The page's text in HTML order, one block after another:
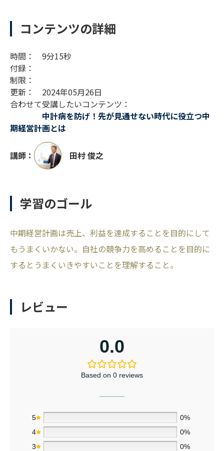
コンテンツの詳細
時間： 9分15秒
付録：
制限：
更新： 2024年05月26日
合わせて受講したいコンテンツ：
中計病を防げ！先が見通せない時代に役立つ中
期経営計画とは
講師： 田村 俊之
学習のゴール
中期経営計画は売上、利益を達成することを目的にして
もうまくいかない。自社の競争力を高めることを目的に
するとうまくいきやすいことを理解すること。
レビュー
0.0
Based on 0 reviews
5
0%
4
0%
3
0%